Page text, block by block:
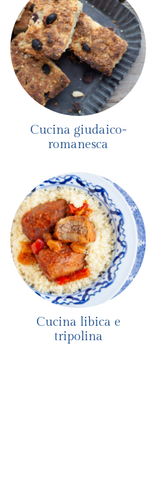
Cucina giudaico-
romanesca
Cucina libica e
tripolina